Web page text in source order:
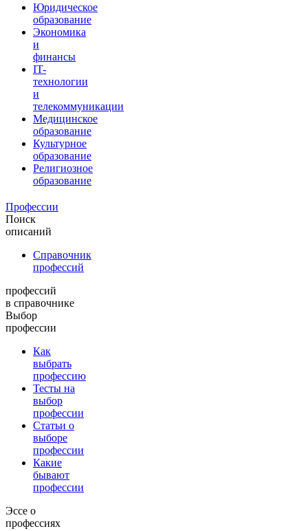
Юридическое
образование
Экономика
и
финансы
IT-
технологии
и
телекоммуникации
Медицинское
образование
Культурное
образование
Религиозное
образование
Профессии
Поиск
описаний
Справочник
профессий
профессий
в справочнике
Выбор
профессии
Как
выбрать
профессию
Тесты на
выбор
профессии
Статьи о
выборе
профессии
Какие
бывают
профессии
Эссе о
профессиях